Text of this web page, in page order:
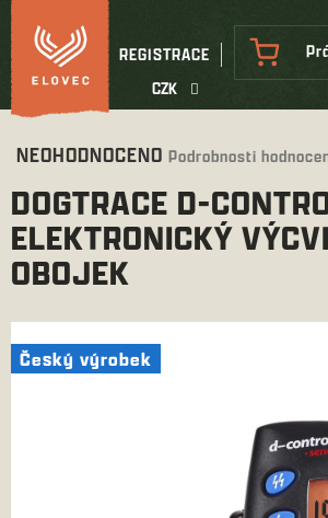
Přejít
na
obsah
CZK
REGISTRACE
Průměrné
produktu
je
0,0
z
hvězdiček.
NEOHODNOCENO Podrobnosti
DOGTRACE D-
ELEKTRONICKÝ
OBOJEK
Český výrobek
Český výrobek